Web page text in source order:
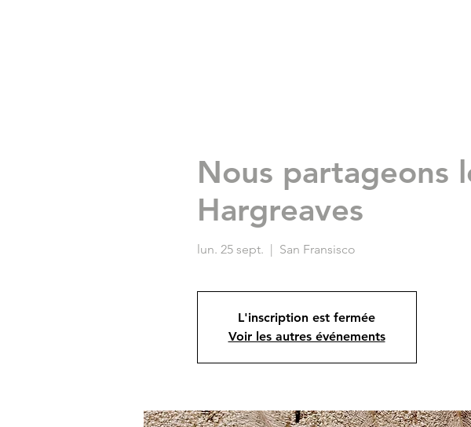
Nous partageons
Hargreaves
lun. 25 sept.
  |
San Fransisco
L'inscription est fermée
Voir les autres événements